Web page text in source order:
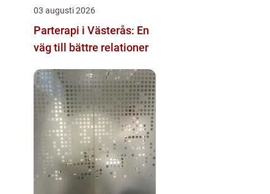
03 augusti 2026
Parterapi i Västerås: En
väg till bättre relationer